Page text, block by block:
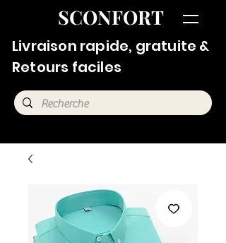
SCONFORT
Livraison rapide, gratuite &
Retours faciles